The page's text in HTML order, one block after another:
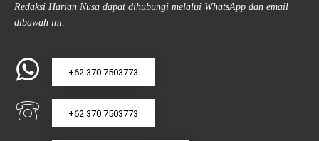
Redaksi Harian Nusa dapat dihubungi melalui WhatsApp dan email
dibawah ini:
+62 370 7503773
+62 370 7503773